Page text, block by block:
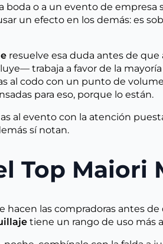
boda o a un evento de
un efecto en los demás: es
resuelve esa duda antes de
trabaja a favor de la
al codo con un punto de
para eso, porque lo están.
al evento con la atención
sí notan.
Top
hacen las compradoras antes
tiene un rango de uso más